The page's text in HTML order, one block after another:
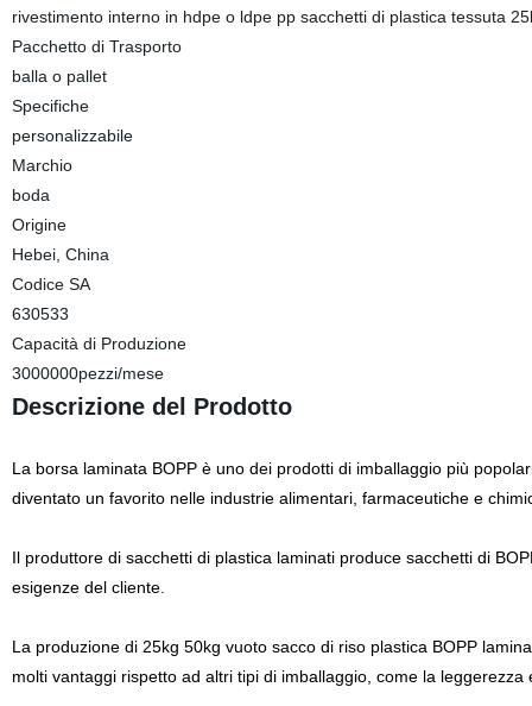
rivestimento interno in hdpe o ldpe pp sacchetti di plastica tessuta
Pacchetto di Trasporto
balla o pallet
Specifiche
personalizzabile
Marchio
boda
Origine
Hebei, China
Codice SA
630533
Capacità di Produzione
3000000pezzi/mese
Descrizione del Prodotto
La borsa laminata BOPP è uno dei prodotti di imballaggio più
diventato un favorito nelle industrie alimentari, farmaceutiche e
Il produttore di sacchetti di plastica laminati produce sacchetti di
esigenze del cliente.
La produzione di 25kg 50kg vuoto sacco di riso plastica BOPP
molti vantaggi rispetto ad altri tipi di imballaggio, come la